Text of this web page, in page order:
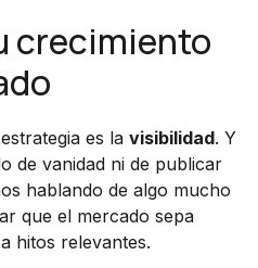
crecimiento
es la visibilidad. Y
de vanidad ni de publicar
hablando de algo mucho
que el mercado sepa
hitos relevantes.